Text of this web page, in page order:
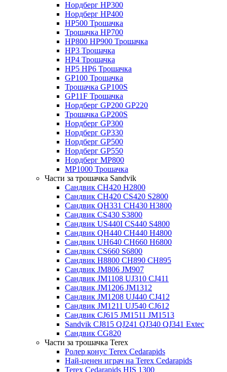
Нордберг HP300
Нордберг HP400
HP500 Трошачка
Трошачка HP700
HP800 HP900 Трошачка
HP3 Трошачка
HP4 Трошачка
HP5 HP6 Трошачка
GP100 Трошачка
Трошачка GP100S
GP11F Трошачка
Нордберг GP200 GP220
Трошачка GP200S
Нордберг GP300
Нордберг GP330
Нордберг GP500
Нордберг GP550
Нордберг MP800
MP1000 Трошачка
Части за трошачка Sandvik
Сандвик CH420 H2800
Сандвик CH420 CS420 S2800
Сандвик QH331 CH430 H3800
Сандвик CS430 S3800
Сандвик US440I CS440 S4800
Сандвик QH440 CH440 H4800
Сандвик UH640 CH660 H6800
Сандвик CS660 S6800
Сандвик H8800 CH890 CH895
Сандвик JM806 JM907
Сандвик JM1108 UJ310 CJ411
Сандвик JM1206 JM1312
Сандвик JM1208 UJ440 CJ412
Сандвик JM1211 UJ540 CJ612
Сандвик CJ615 JM1511 JM1513
Sandvik CJ815 QJ241 QJ340 QJ341 Extec
Сандвик CG820
Части за трошачка Terex
Ролер конус Terex Cedarapids
Най-ценен играч на Terex Cedarapids
Terex Cedarapids HIS 1300